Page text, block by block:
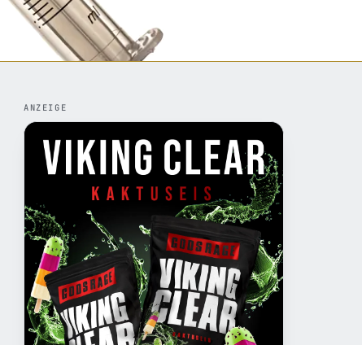
ANZEIGE